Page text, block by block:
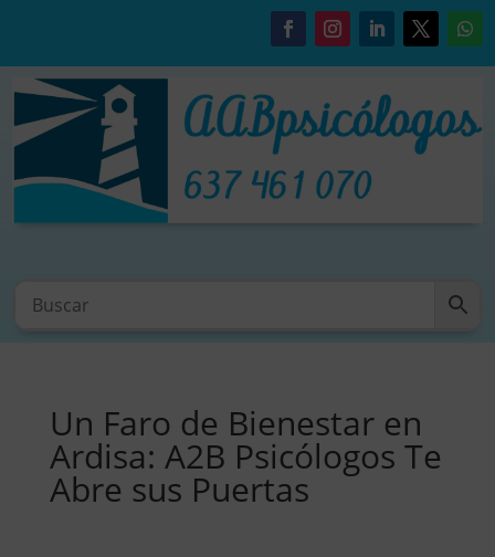
Un Faro de Bienestar en
Ardisa: A2B Psicólogos Te
Abre sus Puertas